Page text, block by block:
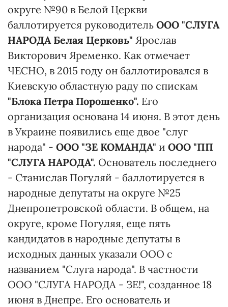
округе №90 в Белой Церкви
баллотируется руководитель ООО "СЛУГА
НАРОДА Белая Церковь" Ярослав
Викторович Яременко. Как отмечает
ЧЕСНО, в 2015 году он баллотировался в
Киевскую областную раду по спискам
"Блока Петра Порошенко". Его
организация основана 14 июня. В этот день
в Украине появились еще двое "слуг
народа" - ООО "ЗЕ КОМАНДА" и ООО "ПП
"СЛУГА НАРОДА". Основатель последнего
- Станислав Погуляй - баллотируется в
народные депутаты на округе №25
Днепропетровской области. В общем, на
округе, кроме Погуляя, еще пять
кандидатов в народные депутаты в
исходных данных указали ООО с
названием "Слуга народа". В частности
ООО "СЛУГА НАРОДА - ЗЕ!", созданное 18
июня в Днепре. Его основатель и